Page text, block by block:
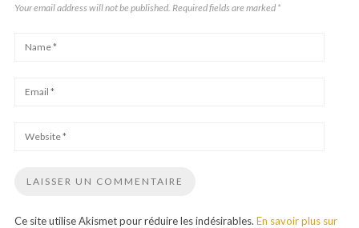
Your email address will not be published. Required fields are marked *
Ce site utilise Akismet pour réduire les indésirables. En savoir plus sur